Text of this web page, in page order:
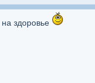
здоровье